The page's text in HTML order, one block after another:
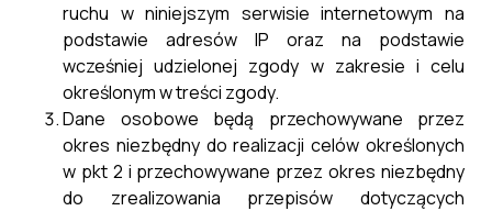
ruchu w niniejszym serwisie internetowym na
podstawie adresów IP oraz na podstawie
wcześniej udzielonej zgody w zakresie i celu
określonym w treści zgody.
Dane osobowe będą przechowywane przez
okres niezbędny do realizacji celów określonych
w pkt 2 i przechowywane przez okres niezbędny
do zrealizowania przepisów dotyczących